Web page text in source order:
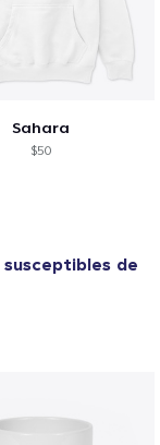
Sahara
$50
susceptibles de